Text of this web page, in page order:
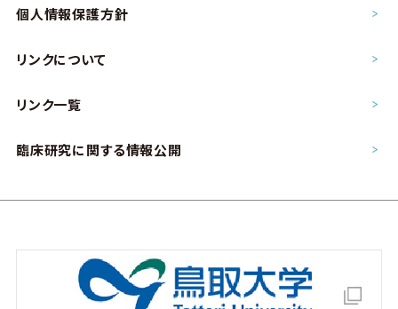
個人情報保護方針
リンクについて
リンク一覧
臨床研究に関する情報公開